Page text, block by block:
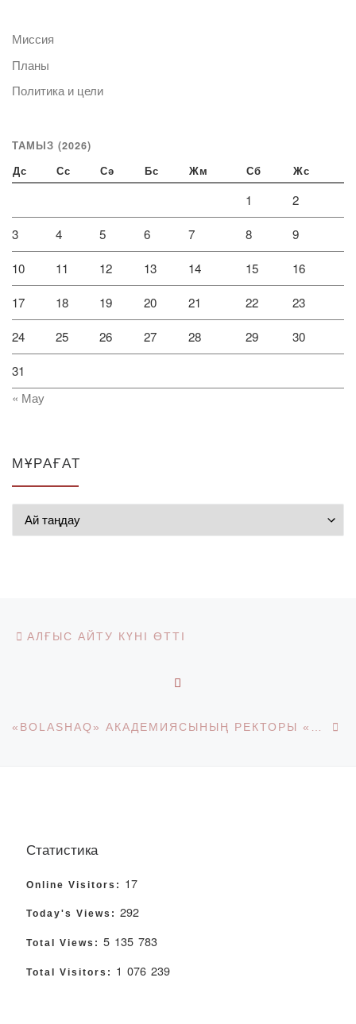
Миссия
Планы
Политика и цели
ТАМЫЗ (2026)
Дс Сс Сә Бс Жм Сб Жс
1 2
3 4 5 6 7 8 9
10 11 12 13 14 15 16
17 18 19 20 21 22 23
24 25 26 27 28 29 30
31
« Мау
МҰРАҒАТ
Post navigation
АЛҒЫС АЙТУ КҮНІ ӨТТІ
Статистика
Online Visitors: 17
Today's Views: 292
Total Views: 5 135 783
Total Visitors: 1 076 239